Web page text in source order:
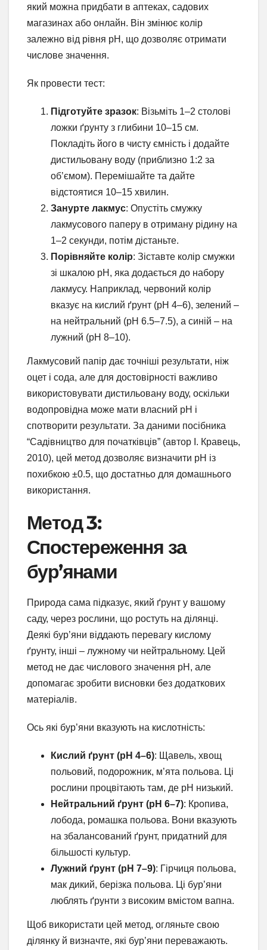
який можна придбати в аптеках, садових
магазинах або онлайн. Він змінює колір
залежно від рівня pH, що дозволяє отримати
числове значення.
Як провести тест:
Підготуйте зразок: Візьміть 1–2 столові
ложки ґрунту з глибини 10–15 см.
Покладіть його в чисту ємність і додайте
дистильовану воду (приблизно 1:2 за
об’ємом). Перемішайте та дайте
відстоятися 10–15 хвилин.
Занурте лакмус: Опустіть смужку
лакмусового паперу в отриману рідину на
1–2 секунди, потім дістаньте.
Порівняйте колір: Зіставте колір смужки
зі шкалою pH, яка додається до набору
лакмусу. Наприклад, червоний колір
вказує на кислий ґрунт (pH 4–6), зелений –
на нейтральний (pH 6.5–7.5), а синій – на
лужний (pH 8–10).
Лакмусовий папір дає точніші результати, ніж
оцет і сода, але для достовірності важливо
використовувати дистильовану воду, оскільки
водопровідна може мати власний pH і
спотворити результати. За даними посібника
“Садівництво для початківців” (автор І. Кравець,
2010), цей метод дозволяє визначити pH із
похибкою ±0.5, що достатньо для домашнього
використання.
Метод 3:
Спостереження за
бур’янами
Природа сама підказує, який ґрунт у вашому
саду, через рослини, що ростуть на ділянці.
Деякі бур’яни віддають перевагу кислому
ґрунту, інші – лужному чи нейтральному. Цей
метод не дає числового значення pH, але
допомагає зробити висновки без додаткових
матеріалів.
Ось які бур’яни вказують на кислотність:
Кислий ґрунт (pH 4–6): Щавель, хвощ
польовий, подорожник, м’ята польова. Ці
рослини процвітають там, де pH низький.
Нейтральний ґрунт (pH 6–7): Кропива,
лобода, ромашка польова. Вони вказують
на збалансований ґрунт, придатний для
більшості культур.
Лужний ґрунт (pH 7–9): Гірчиця польова,
мак дикий, берізка польова. Ці бур’яни
люблять ґрунти з високим вмістом вапна.
Щоб використати цей метод, огляньте свою
ділянку й визначте, які бур’яни переважають.